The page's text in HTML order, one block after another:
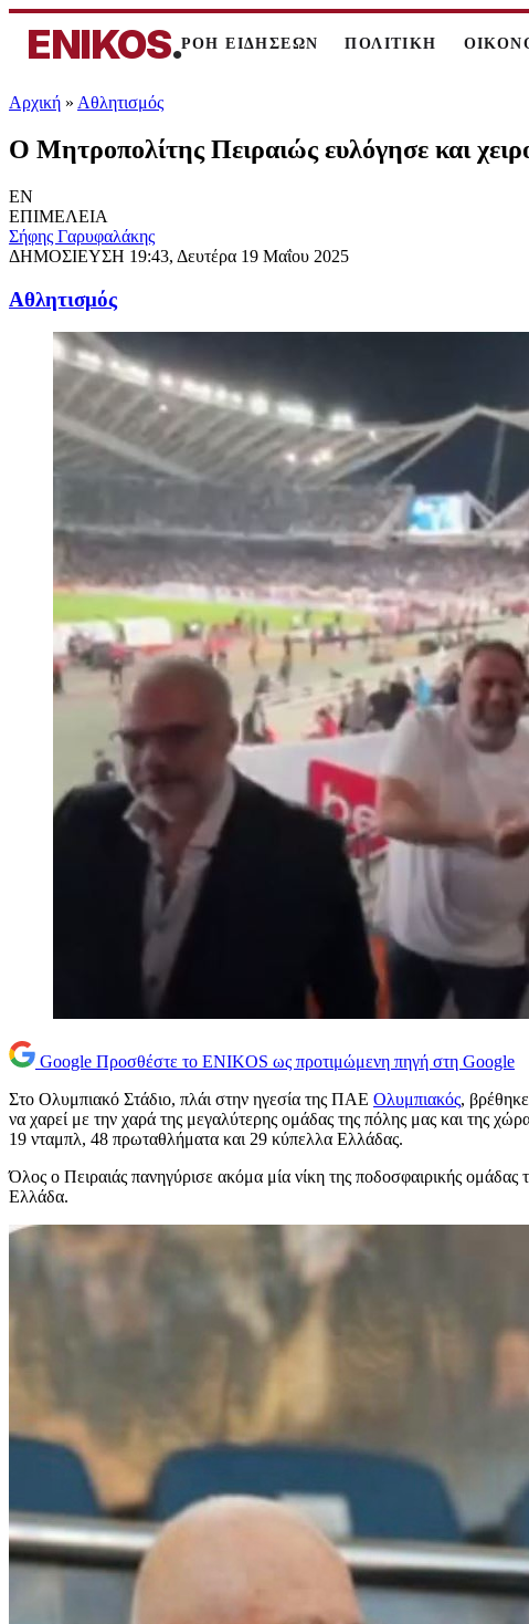
ENIKOS.ΡΟΗ ΕΙΔΗΣΕΩΝ ΠΟΛΙΤΙΚΗ
Αρχική » Αθλητισμός
Ο Μητροπολίτης Πειραιώς ευλόγησε και
EN
ΕΠΙΜΕΛΕΙΑ
Σήφης Γαρυφαλάκης
ΔΗΜΟΣΙΕΥΣΗ 19:43, Δευτέρα 19 Μαΐου 2025
Αθλητισμός
Google Προσθέστε το ENIKOS ως προτιμώμενη πηγή στη Google
Στο Ολυμπιακό Στάδιο, πλάι στην ηγεσία της ΠΑΕ Ολυμπιακός,
να χαρεί με την χαρά της μεγαλύτερης ομάδας της πόλης μας και της
19 νταμπλ, 48 πρωταθλήματα και 29 κύπελλα Ελλάδας.
Όλος ο Πειραιάς πανηγύρισε ακόμα μία νίκη της ποδοσφαιρικής
Ελλάδα.